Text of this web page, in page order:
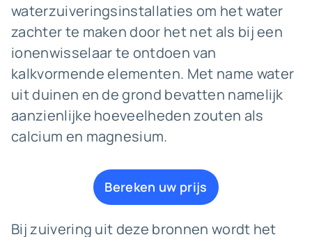
waterzuiveringsinstallaties om het water
zachter te maken door het net als bij een
ionenwisselaar te ontdoen van
kalkvormende elementen. Met name water
uit duinen en de grond bevatten namelijk
aanzienlijke hoeveelheden zouten als
calcium en magnesium.
Bereken uw prijs
Bij zuivering uit deze bronnen wordt het